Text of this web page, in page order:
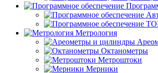
Метрология
Октанометры
Метроштоки
Мерники